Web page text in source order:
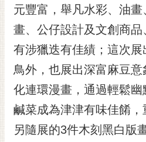
安
全
政
策
網
站
資
料
開
放
元豐富，舉凡水彩、油
畫、公仔設計及文創商
有涉獵迭有佳績；這次
鳥外，也展出深富麻豆
化連環漫畫，通過輕鬆
鹹菜成為津津有味佳餚，
另隨展的3件木刻黑白版